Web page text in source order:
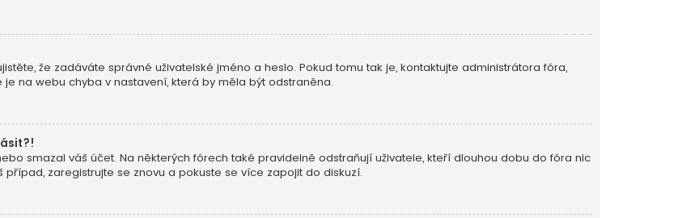
že zadáváte správné uživatelské jméno a heslo. Pokud tomu tak je, kontaktujte administrátora fóra,
na webu chyba v nastavení, která by měla být odstraněna.
smazal váš účet. Na některých fórech také pravidelně odstraňují uživatele, kteří dlouhou dobu do fóra nic
zaregistrujte se znovu a pokuste se více zapojit do diskuzí.